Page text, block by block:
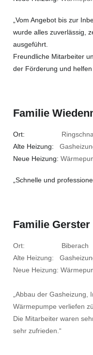
„Vom Angebot bis zur
wurde alles zuverlässig,
ausgeführt.
Freundliche Mitarbeiter
der Förderung und
Familie
Ort:
Alte Heizung:
Neue Heizung:
„Schnelle und
Familie Gerster
Ort: Biberach
Alte Heizung:
Neue Heizung:
„Abbau der Gasheizung,
Wärmepumpe verliefen
Die Mitarbeiter waren
sehr zufrieden.“